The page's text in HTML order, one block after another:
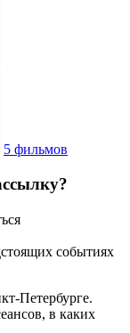
5 фильмов
событиях
Петербурге.
в каких